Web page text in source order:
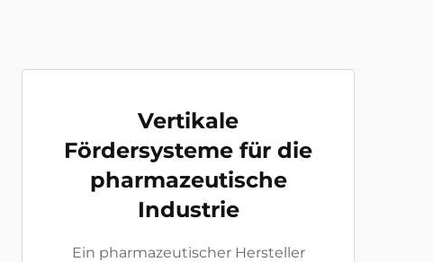
Vertikale
Fördersysteme für die
pharmazeutische
Industrie
Ein pharmazeutischer Hersteller